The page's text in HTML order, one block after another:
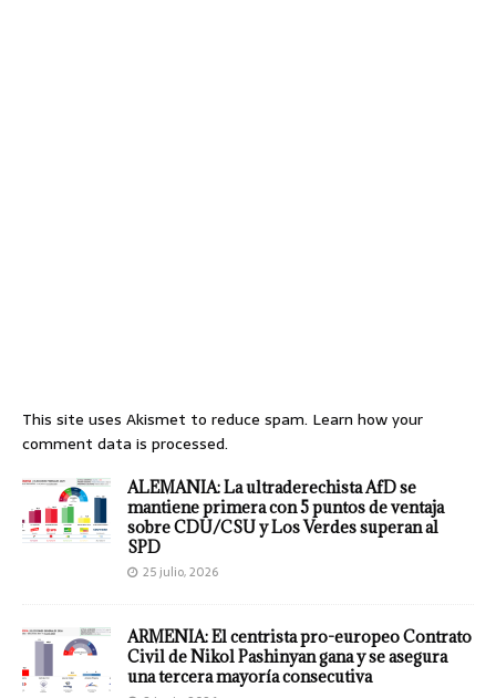
This site uses Akismet to reduce spam. Learn how your
comment data is processed.
ALEMANIA: La ultraderechista AfD se
mantiene primera con 5 puntos de ventaja
sobre CDU/CSU y Los Verdes superan al
SPD
25 julio, 2026
ARMENIA: El centrista pro-europeo Contrato
Civil de Nikol Pashinyan gana y se asegura
una tercera mayoría consecutiva